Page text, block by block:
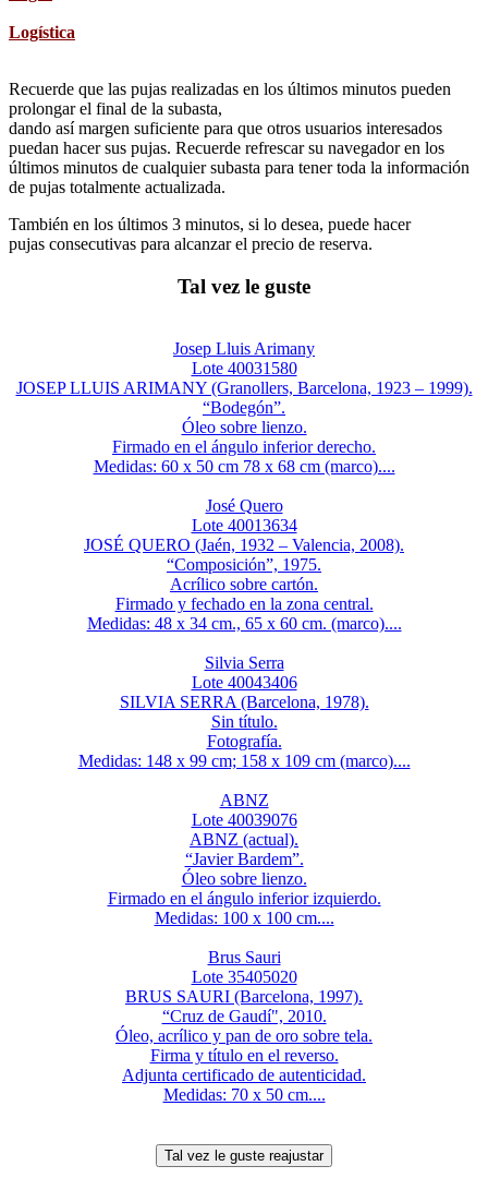
Logística
Recuerde que las pujas realizadas en los últimos minutos pueden
prolongar el final de la subasta,
dando así margen suficiente para que otros usuarios interesados
puedan hacer sus pujas. Recuerde refrescar su navegador en los
últimos minutos de cualquier subasta para tener toda la información
de pujas totalmente actualizada.
También en los últimos 3 minutos, si lo desea, puede hacer
pujas consecutivas para alcanzar el precio de reserva.
Tal vez le guste
Josep Lluis Arimany
Lote 40031580
JOSEP LLUIS ARIMANY (Granollers, Barcelona, 1923 – 1999).
“Bodegón”.
Óleo sobre lienzo.
Firmado en el ángulo inferior derecho.
Medidas: 60 x 50 cm 78 x 68 cm (marco)....
José Quero
Lote 40013634
JOSÉ QUERO (Jaén, 1932 – Valencia, 2008).
“Composición”, 1975.
Acrílico sobre cartón.
Firmado y fechado en la zona central.
Medidas: 48 x 34 cm., 65 x 60 cm. (marco)....
Silvia Serra
Lote 40043406
SILVIA SERRA (Barcelona, 1978).
Sin título.
Fotografía.
Medidas: 148 x 99 cm; 158 x 109 cm (marco)....
ABNZ
Lote 40039076
ABNZ (actual).
“Javier Bardem”.
Óleo sobre lienzo.
Firmado en el ángulo inferior izquierdo.
Medidas: 100 x 100 cm....
Brus Sauri
Lote 35405020
BRUS SAURI (Barcelona, 1997).
“Cruz de Gaudí", 2010.
Óleo, acrílico y pan de oro sobre tela.
Firma y título en el reverso.
Adjunta certificado de autenticidad.
Medidas: 70 x 50 cm....